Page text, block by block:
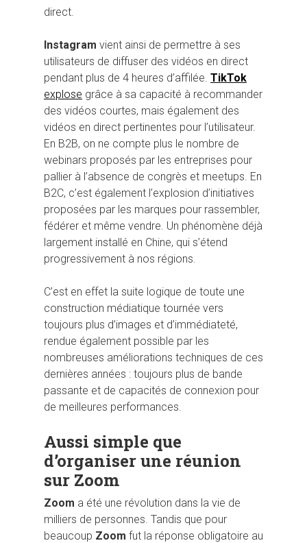
direct.
Instagram vient ainsi de permettre à ses
utilisateurs de diffuser des vidéos en direct
pendant plus de 4 heures d’affilée. TikTok
explose grâce à sa capacité à recommander
des vidéos courtes, mais également des
vidéos en direct pertinentes pour l’utilisateur.
En B2B, on ne compte plus le nombre de
webinars proposés par les entreprises pour
pallier à l’absence de congrès et meetups. En
B2C, c’est également l’explosion d’initiatives
proposées par les marques pour rassembler,
fédérer et même vendre. Un phénomène déjà
largement installé en Chine, qui s’étend
progressivement à nos régions.
C’est en effet la suite logique de toute une
construction médiatique tournée vers
toujours plus d’images et d’immédiateté,
rendue également possible par les
nombreuses améliorations techniques de ces
dernières années : toujours plus de bande
passante et de capacités de connexion pour
de meilleures performances.
Aussi simple que
d’organiser une réunion
sur Zoom
Zoom a été une révolution dans la vie de
milliers de personnes. Tandis que pour
beaucoup Zoom fut la réponse obligatoire au